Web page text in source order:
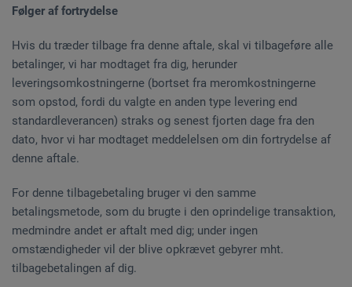
Følger af fortrydelse
Hvis du træder tilbage fra denne aftale, skal vi tilbageføre alle
betalinger, vi har modtaget fra dig, herunder
leveringsomkostningerne (bortset fra meromkostningerne
som opstod, fordi du valgte en anden type levering end
standardleverancen) straks og senest fjorten dage fra den
dato, hvor vi har modtaget meddelelsen om din fortrydelse af
denne aftale.
For denne tilbagebetaling bruger vi den samme
betalingsmetode, som du brugte i den oprindelige transaktion,
medmindre andet er aftalt med dig; under ingen
omstændigheder vil der blive opkrævet gebyrer mht.
tilbagebetalingen af dig.